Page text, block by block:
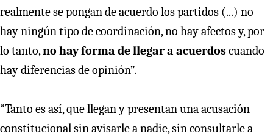
realmente se pongan de acuerdo los partidos (...) no
hay ningún tipo de coordinación, no hay afectos y, por
lo tanto,no hay forma de llegar a acuerdoscuando
hay diferencias de opinión”.
“Tanto es así, que llegan y presentan una acusación
constitucional sin avisarle a nadie, sin consultarle a